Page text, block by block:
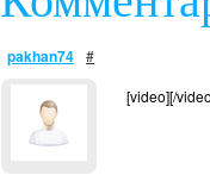
pakhan74 #
[video][/